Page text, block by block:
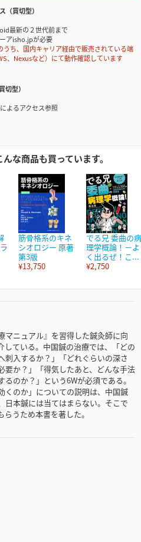
（買切型）
最新の２世代前まで
アisho.jpが必要
ち、国内キャリア経由で販売されている端
、Nexusなど）にて動作確認しています
切型）
よるアクセス参照
な商品も買っています。
筋骨格系のキネ
シオロジー 原著
第3版
¥13,750
でる兄 委曲の病
理学概論！－よ
く出るぜ！こ...
¥2,750
マニュアル』を習得した鍼灸師に向
している。中国鍼の治療では、「どの
刺入するか？」「どれぐらいの深さ
要か？」「得気したあと、どんな手法
のか？」という6Wが必須である。
くのか」についての説明は、中国鍼
日本鍼には当てはまらない。そこで
うため本書を著した。